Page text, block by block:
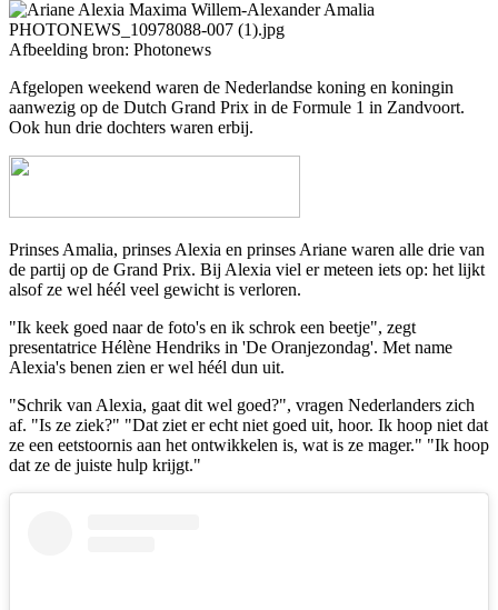
Afbeelding bron: Photonews
Afgelopen weekend waren de Nederlandse koning en koningin
aanwezig op de Dutch Grand Prix in de Formule 1 in Zandvoort.
Ook hun drie dochters waren erbij.
Prinses Amalia, prinses Alexia en prinses Ariane waren alle drie van
de partij op de Grand Prix. Bij Alexia viel er meteen iets op: het lijkt
alsof ze wel héél veel gewicht is verloren.
"Ik keek goed naar de foto's en ik schrok een beetje", zegt
presentatrice Hélène Hendriks in 'De Oranjezondag'. Met name
Alexia's benen zien er wel héél dun uit.
"Schrik van Alexia, gaat dit wel goed?", vragen Nederlanders zich
af. "Is ze ziek?" "Dat ziet er echt niet goed uit, hoor. Ik hoop niet dat
ze een eetstoornis aan het ontwikkelen is, wat is ze mager." "Ik hoop
dat ze de juiste hulp krijgt."